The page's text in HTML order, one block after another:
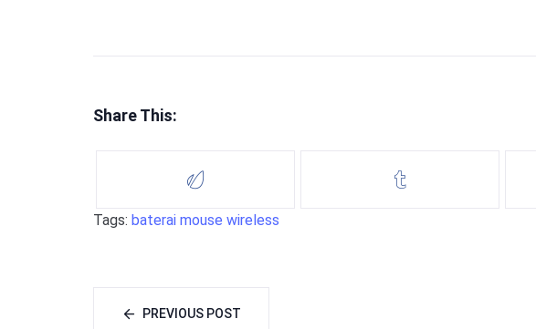
Share This:
Tags: baterai mouse wireless
PREVIOUS POST